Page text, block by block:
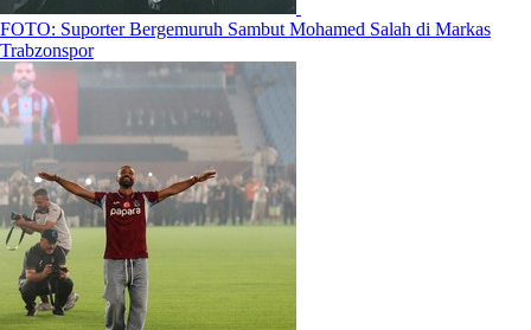
FOTO: Suporter Bergemuruh Sambut Mohamed Salah di Markas
Trabzonspor